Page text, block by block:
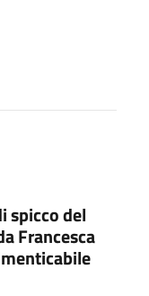
spicco del
Francesca